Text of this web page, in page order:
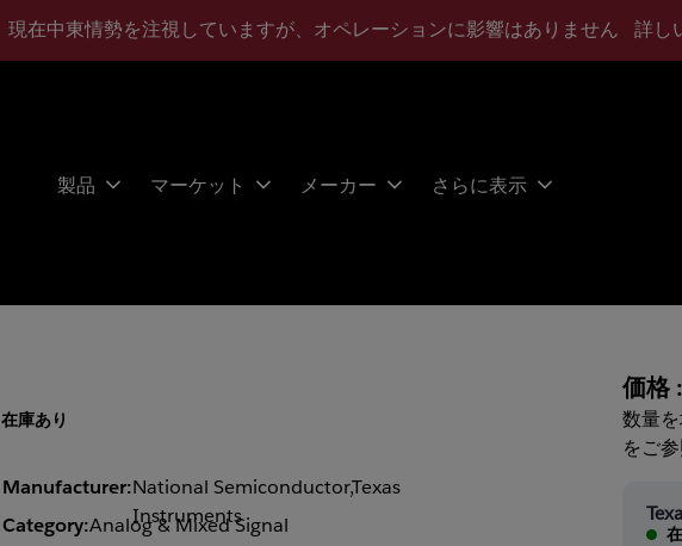
現在中東情勢を注視していますが、オペレーションに影響はありません 詳し
製品 マーケット メーカー さらに表示
在庫あり
Manufacturer:National Semiconductor,Texas
Instruments
Category:Analog & Mixed Signal
価格 :
数量
をご